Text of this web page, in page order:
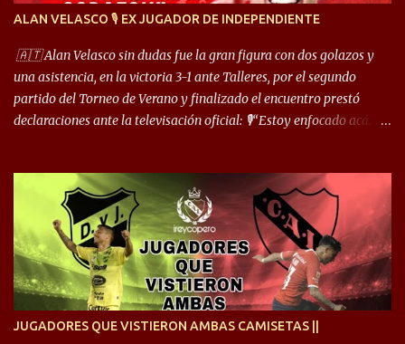
encarar, de enganchar. Pero yo soy un hombre que pica mucho y
arco y tengo más posibilidades”. Sobre lo que le pide el DT,
comentó: “Cuando juego de 9, obviamente me pide presionar, y
cuand...
ALAN VELASCO 🎙 EX JUGADOR DE INDEPENDIENTE
🇦🇹 Alan Velasco sin dudas fue la gran figura con dos golazos y
una asistencia, en la victoria 3-1 ante Talleres, por el segundo
partido del Torneo de Verano y finalizado el encuentro prestó
declaraciones ante la televisación oficial: 🎙️“Estoy enfocado acá.
ojalá sea lo mejor para el club y para mí. Independiente va a estar
siempre en mi corazón”. 🎙️“Siempre que me tocó vestir la camiseta
quise dar lo mejor. Si me toca marcharme, estoy agradecido al
hincha”. 🎙️“El equipo hizo un gran trabajo, quedó demostrado en el
resultado. Es nuestro segundo partido, en la pretemporada nos
enfocamos en la preparación física. El grupo está encontrando la
JUGADORES QUE VISTIERON AMBAS CAMISETAS ||